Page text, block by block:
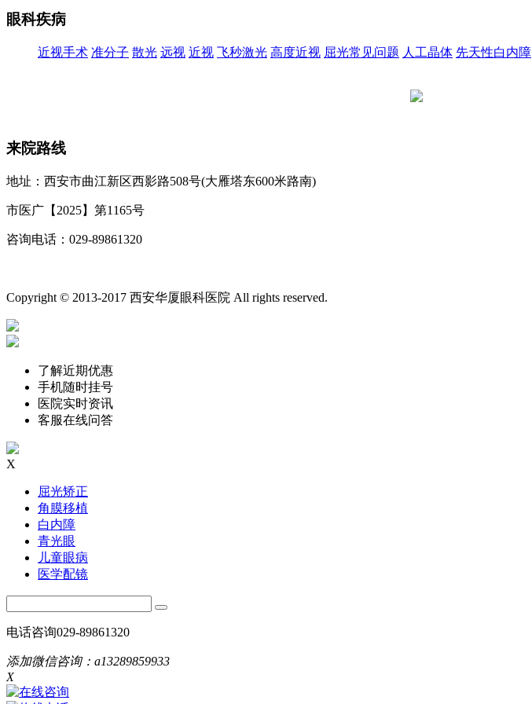
眼科疾病
近视手术 准分子 散光 远视 近视 飞秒激光 高度近视 屈光常见问题 人工晶体 先天性白内障
来院路线
地址：西安市曲江新区西影路508号(大雁塔东600米路南)
市医广【2025】第1165号
咨询电话：029-89861320
Copyright © 2013-2017 西安华厦眼科医院 All rights reserved.
了解近期优惠
手机随时挂号
医院实时资讯
客服在线问答
X
屈光矫正
角膜移植
白内障
青光眼
儿童眼病
医学配镜
电话咨询029-89861320
添加微信咨询： a13289859933
X